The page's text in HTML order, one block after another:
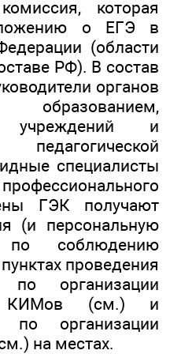
которая
о ЕГЭ в
(области
РФ). В состав
органов
учреждений и
специалисты
ГЭК получают
(и персональную
по соблюдению
проведения
организации
КИМов (см.) и
по организации
на местах.